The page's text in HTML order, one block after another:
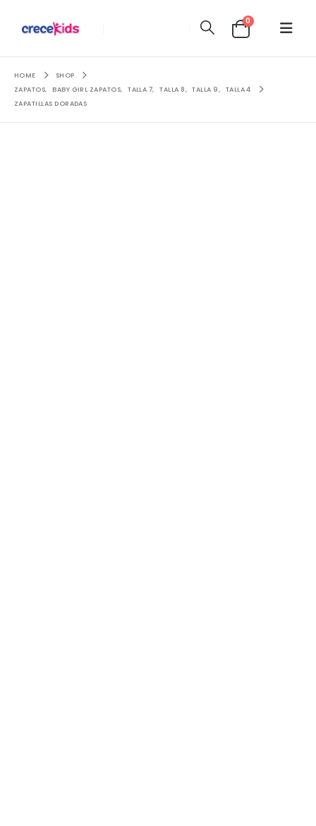
0
HOME
SHOP
ZAPATOS, BABY GIRL ZAPATOS, TALLA 7, TALLA 8, TALLA 9,
TALLA 4
ZAPATILLAS DORADAS